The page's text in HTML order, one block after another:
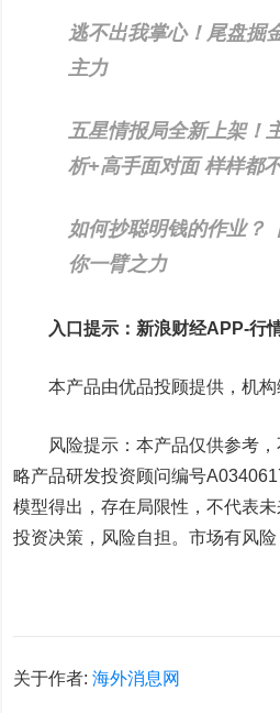
逃不出我掌心！尾盘掘
主力
五星情报局全新上架！
析+高手面对面 样样都
如何抄聪明钱的作业？
你一臂之力
入口提示：新浪财经APP-行
本产品由优品投顾提供，机构
风险提示：本产品仅供参考，
略产品研发投资顾问编号
模型得出，存在局限性，不代表
投资决策，风险自担。市场有风险
关于作者:海外消息网